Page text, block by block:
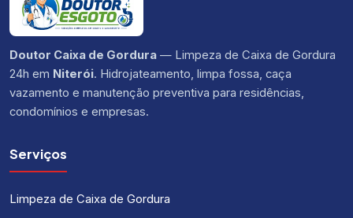
Doutor Caixa de Gordura — Limpeza de Caixa de Gordura
24h em Niterói. Hidrojateamento, limpa fossa, caça
vazamento e manutenção preventiva para residências,
condomínios e empresas.
Serviços
Limpeza de Caixa de Gordura